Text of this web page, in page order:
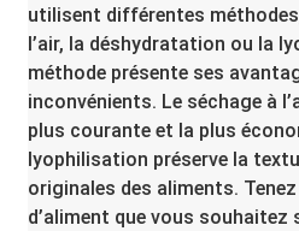
utilisent différentes
l’air, la déshydratation ou la
méthode présente ses
inconvénients. Le séchage à
plus courante et la plus
lyophilisation préserve la
originales des aliments.
d’aliment que vous